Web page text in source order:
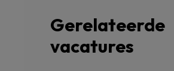
Gerelateerde
vacatures